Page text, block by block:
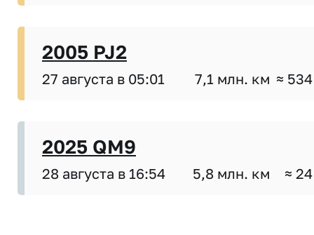
2005 PJ2
27 августа в 05:01 7,1 млн. км ≈
2025 QM9
28 августа в 16:54 5,8 млн. км ≈